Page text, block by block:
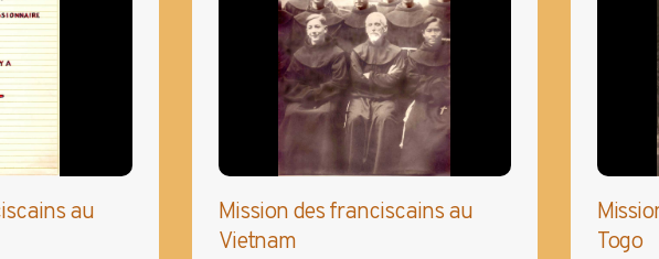
au
Mission des franciscains au
Vietnam
Togo